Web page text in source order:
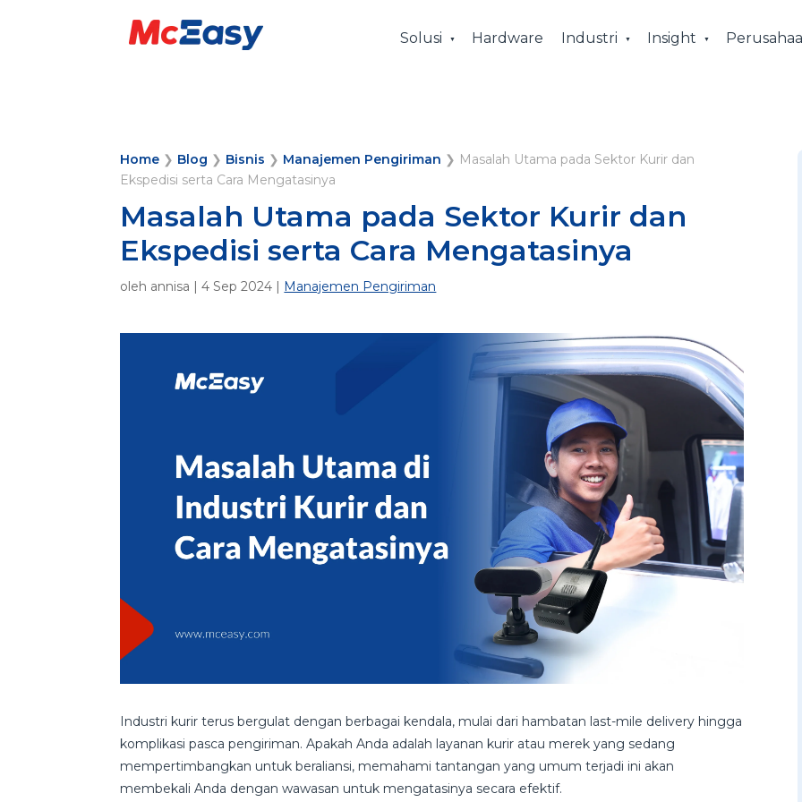
Solusi Hardware Industri Insight
Home ❯ Blog ❯ Bisnis ❯ Manajemen Pengiriman ❯ Masalah Utama pada Sektor Kurir dan
Ekspedisi serta Cara Mengatasinya
Masalah Utama pada Sektor Kurir dan
Ekspedisi serta Cara Mengatasinya
oleh annisa |4 Sep 2024 | Manajemen Pengiriman
Industri kurir terus bergulat dengan berbagai kendala, mulai dari hambatan last-mile delivery hingga
komplikasi pasca pengiriman. Apakah Anda adalah layanan kurir atau merek yang sedang
mempertimbangkan untuk beraliansi, memahami tantangan yang umum terjadi ini akan
membekali Anda dengan wawasan untuk mengatasinya secara efektif.